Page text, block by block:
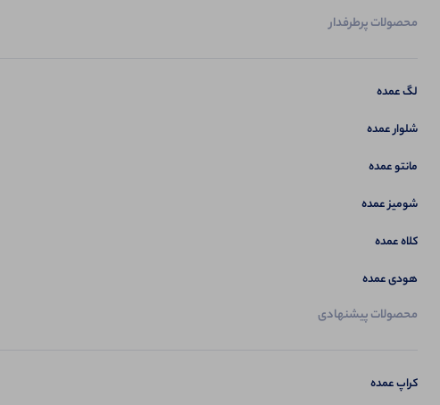
محصولات پرطرفدار
لگ عمده
شلوار عمده
مانتو عمده
شومیز عمده
کلاه عمده
هودی عمده
محصولات پیشنهادی
کراپ عمده